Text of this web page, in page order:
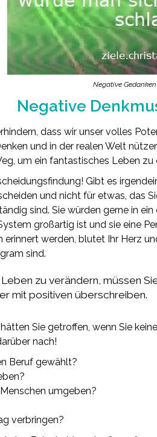
Negative
Negative
dass wir unser volles
und in der realen Welt
um ein fantastisches Leben
Gibt es
und nicht für etwas, das
sind. Sie würden gerne in
großartig ist und sie eine
erinnert werden, blutet Ihr Herz
sind.
zu verändern, müssen
mit positiven überschreiben.
Sie getroffen, wenn Sie
nach!
Beruf gewählt?
umgeben?
verbringen?